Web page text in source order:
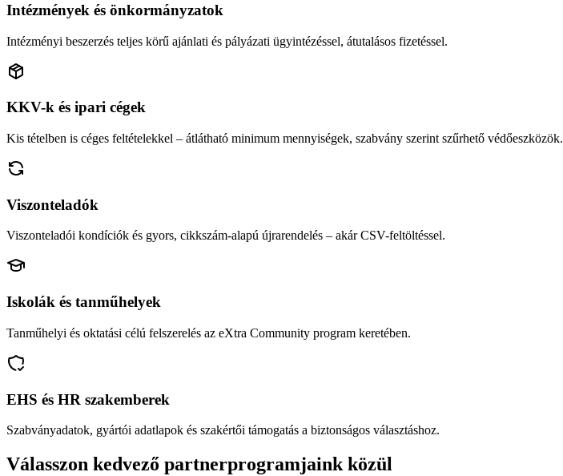
Intézmények és önkormányzatok
Intézményi beszerzés teljes körű ajánlati és pályázati ügyintézéssel, átutalásos fizetéssel.
KKV-k és ipari cégek
Kis tételben is céges feltételekkel – átlátható minimum mennyiségek, szabvány szerint szűrhető védőeszközök.
Viszonteladók
Viszonteladói kondíciók és gyors, cikkszám-alapú újrarendelés – akár CSV-feltöltéssel.
Iskolák és tanműhelyek
Tanműhelyi és oktatási célú felszerelés az eXtra Community program keretében.
EHS és HR szakemberek
Szabványadatok, gyártói adatlapok és szakértői támogatás a biztonságos választáshoz.
Válasszon kedvező partnerprogramjaink közül